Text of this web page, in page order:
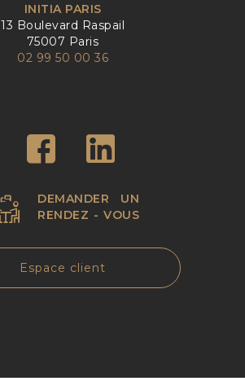
INITIA PARIS
13 Boulevard Raspail
75007 Paris
02 99 50 00 36
DEMANDER UN
RENDEZ - VOUS
Espace client